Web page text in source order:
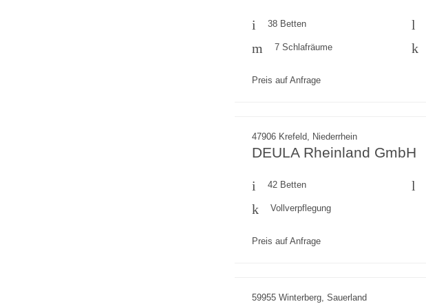
38 Betten
7 Schlafräume
Preis auf Anfrage
47906 Krefeld, Niederrhein
DEULA Rheinland GmbH
42 Betten
Vollverpflegung
Preis auf Anfrage
59955 Winterberg, Sauerland